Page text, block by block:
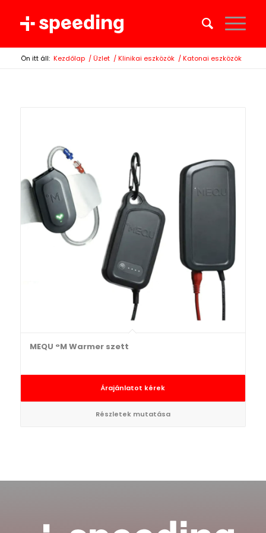
Ön itt áll: Kezdőlap / Üzlet / Klinikai eszközök / Katonai eszközök
MEQU °M Warmer szett
Árajánlatot kérek
Részletek mutatása